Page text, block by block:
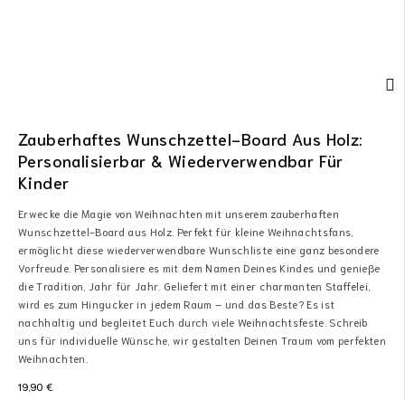
Zauberhaftes Wunschzettel-Board Aus Holz:
Personalisierbar & Wiederverwendbar Für
Kinder
Erwecke die Magie von Weihnachten mit unserem zauberhaften
Wunschzettel-Board aus Holz. Perfekt für kleine Weihnachtsfans,
ermöglicht diese wiederverwendbare Wunschliste eine ganz besondere
Vorfreude. Personalisiere es mit dem Namen Deines Kindes und genieße
die Tradition, Jahr für Jahr. Geliefert mit einer charmanten Staffelei,
wird es zum Hingucker in jedem Raum – und das Beste? Es ist
nachhaltig und begleitet Euch durch viele Weihnachtsfeste. Schreib
uns für individuelle Wünsche, wir gestalten Deinen Traum vom perfekten
Weihnachten.
19,90 €